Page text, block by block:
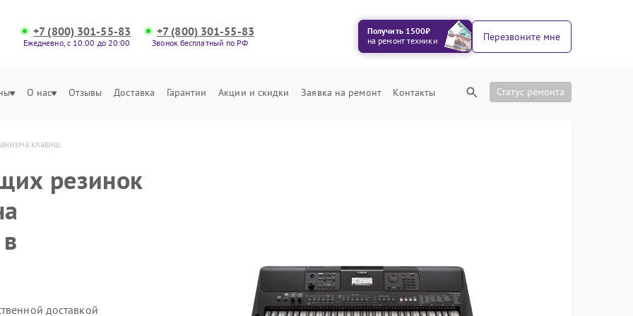
+7 (800) 301-55-83
Ежедневно, с 10:00 до 20:00
+7 (800) 301-55-83
Звонок бесплатный по РФ
Получить 1500₽
на ремонт техники
Перезвоните мне
О нас Отзывы Доставка Гарантии Акции и скидки Заявка на ремонт Контакты Статус ремонта
клавиш
резинок
доставкой